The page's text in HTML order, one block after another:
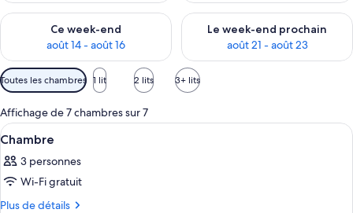
Ce week-end
août 14 - août 16
Vérifier la disponibilité pour ce week-end août 14 - août 16
Le week-end prochain
août 21 - août 23
Vérifier la disponibilité pour
Filtres
disponibles
pour
les
chambres
Toutes les chambres 1 lit 2 lits 3+ lits
Affichage de 7 chambres sur 7
Afficher
toutes
les
photos
pour
Une chambre d’hôtel avec deux
6
Chambre
3 personnes
Wi-Fi gratuit
Plus de détails
Plus